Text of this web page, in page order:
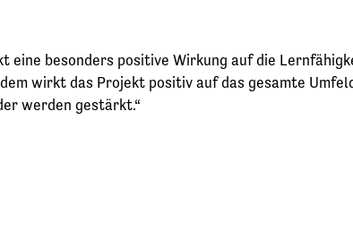
besonders positive Wirkung auf die
wirkt das Projekt positiv auf das gesamte
werden gestärkt.“